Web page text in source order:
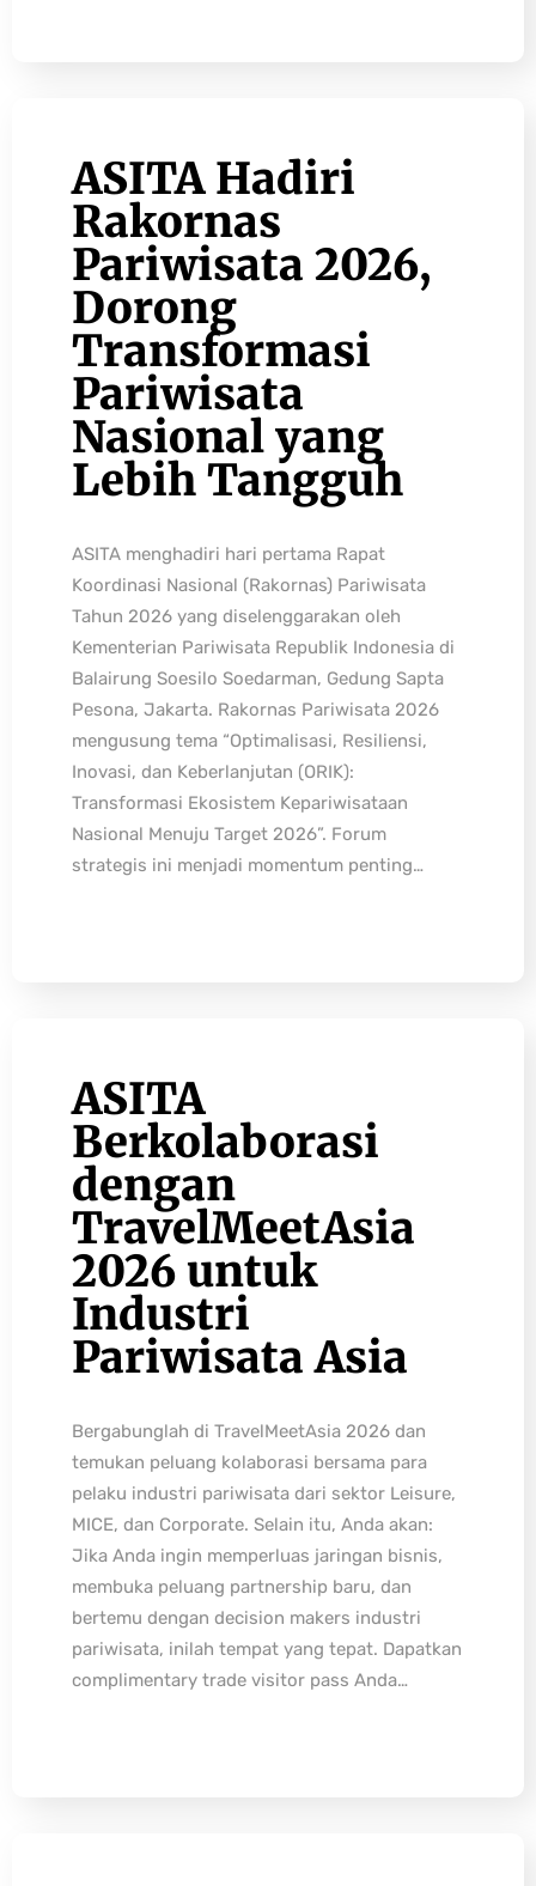
ASITA Hadiri
Rakornas
Pariwisata 2026,
Dorong
Transformasi
Pariwisata
Nasional yang
Lebih Tangguh
ASITA menghadiri hari pertama Rapat
Koordinasi Nasional (Rakornas) Pariwisata
Tahun 2026 yang diselenggarakan oleh
Kementerian Pariwisata Republik Indonesia di
Balairung Soesilo Soedarman, Gedung Sapta
Pesona, Jakarta. Rakornas Pariwisata 2026
mengusung tema “Optimalisasi, Resiliensi,
Inovasi, dan Keberlanjutan (ORIK):
Transformasi Ekosistem Kepariwisataan
Nasional Menuju Target 2026”. Forum
strategis ini menjadi momentum penting…
ASITA
Berkolaborasi
dengan
TravelMeetAsia
2026 untuk
Industri
Pariwisata Asia
Bergabunglah di TravelMeetAsia 2026 dan
temukan peluang kolaborasi bersama para
pelaku industri pariwisata dari sektor Leisure,
MICE, dan Corporate. Selain itu, Anda akan:
Jika Anda ingin memperluas jaringan bisnis,
membuka peluang partnership baru, dan
bertemu dengan decision makers industri
pariwisata, inilah tempat yang tepat. Dapatkan
complimentary trade visitor pass Anda…